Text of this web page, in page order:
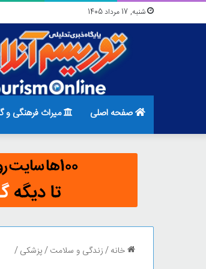
شنبه, 17 مرداد 1405
صفحه اصلی میراث فرهنگی و
خانه/زندگی و سلامت/پزشکی/